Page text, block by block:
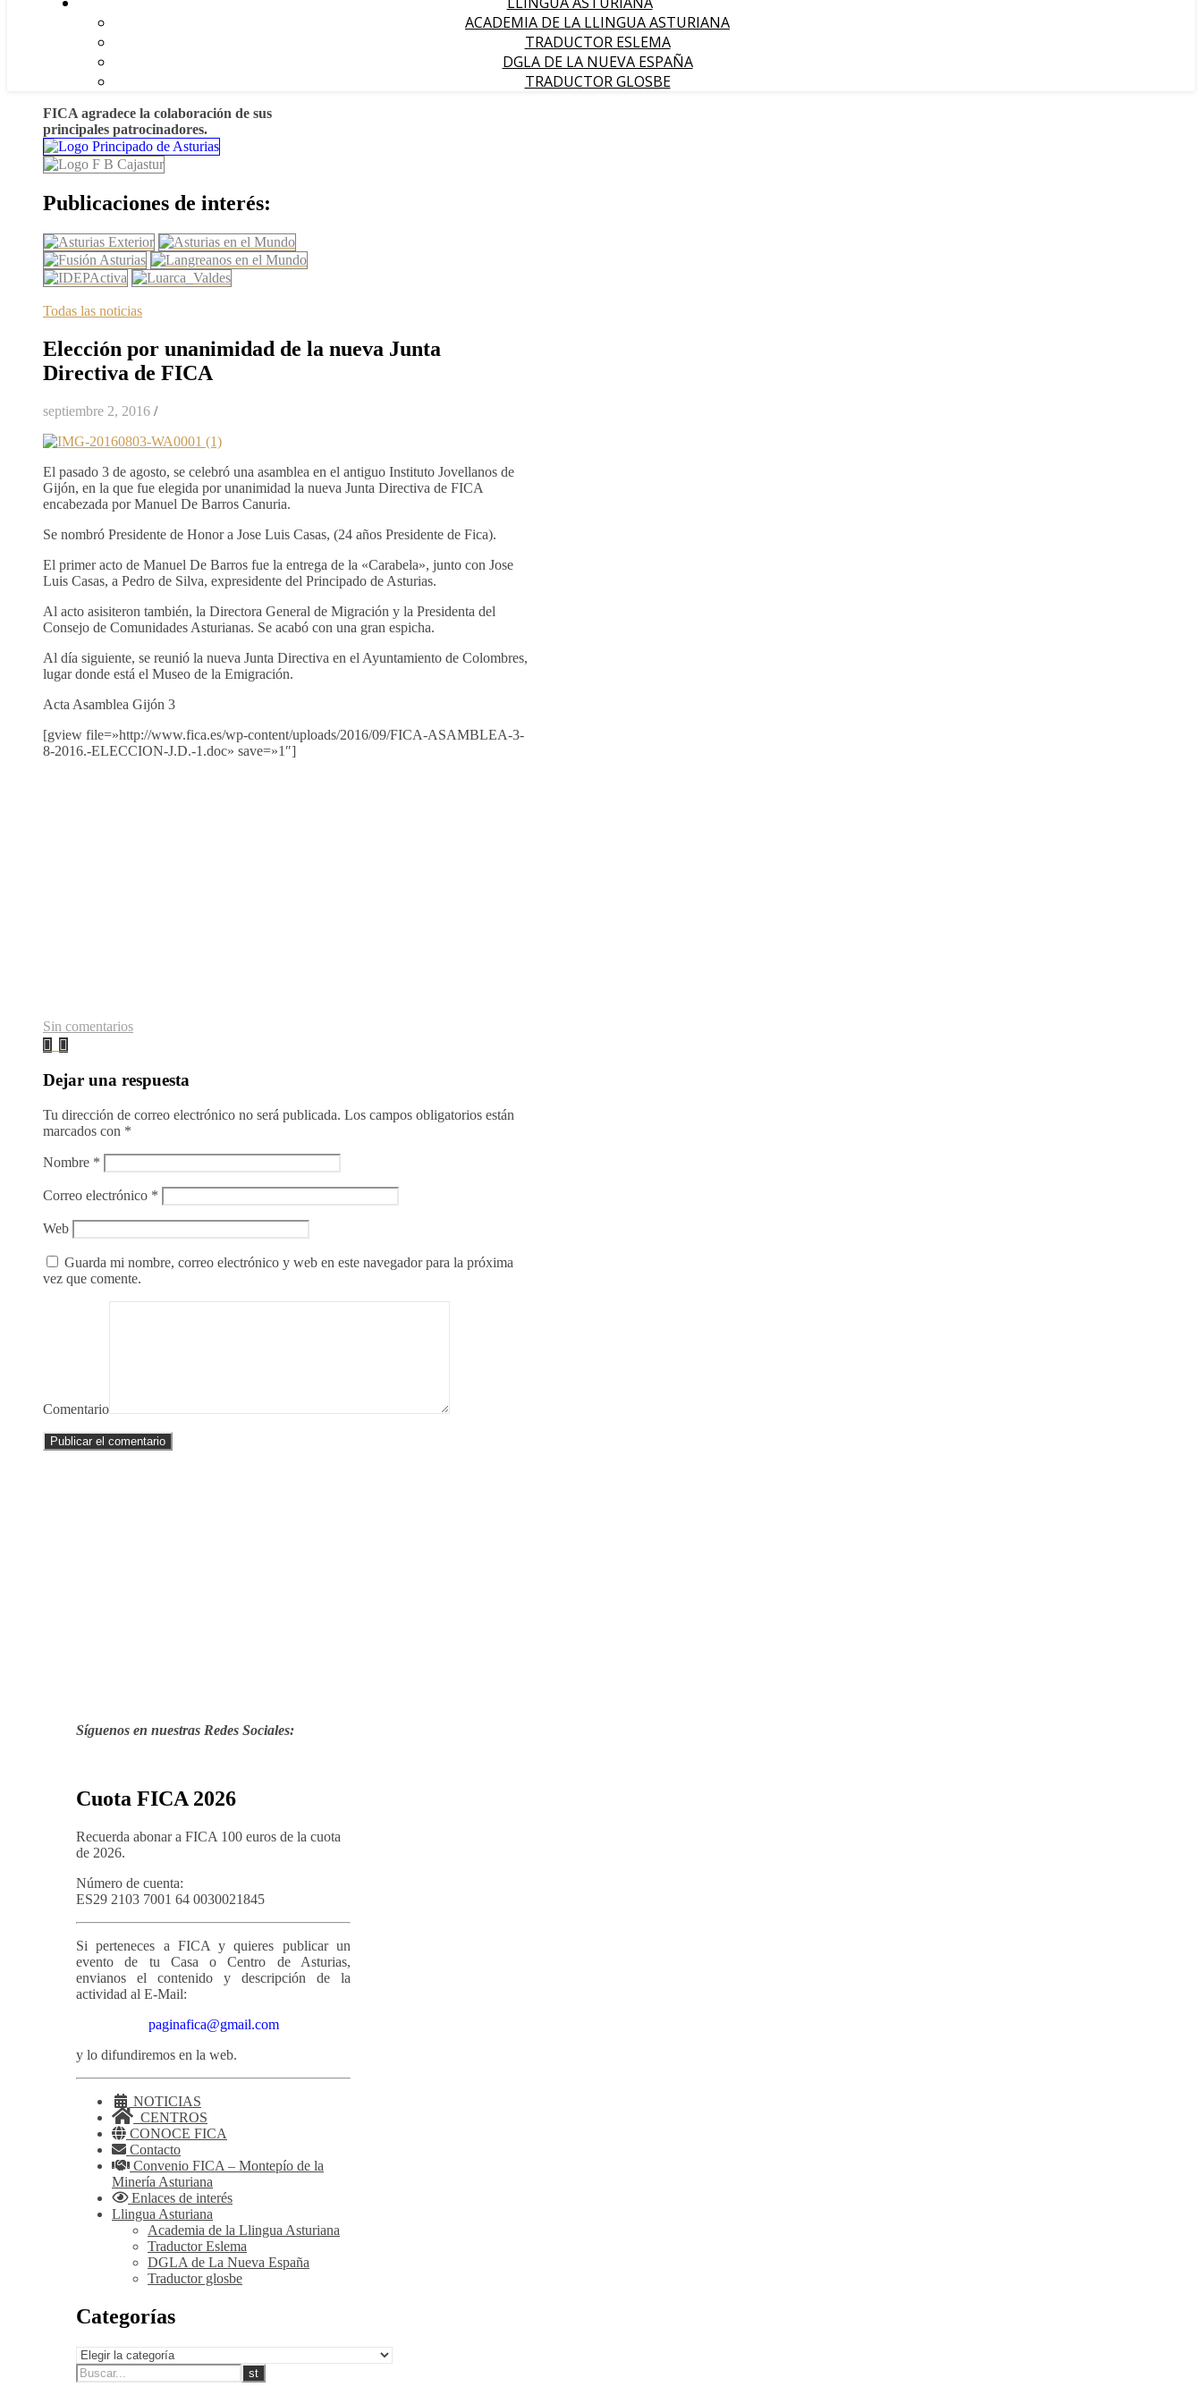
ACADEMIA DE LA LLINGUA ASTURIANA
TRADUCTOR ESLEMA
DGLA DE LA NUEVA ESPAÑA
TRADUCTOR GLOSBE
FICA agradece la colaboración de sus
principales patrocinadores.
Publicaciones de interés:
Todas las noticias
Elección por unanimidad de la nueva Junta
Directiva de FICA
septiembre 2, 2016 /
El pasado 3 de agosto, se celebró una asamblea en el antiguo Instituto Jovellanos de
Gijón, en la que fue elegida por unanimidad la nueva Junta Directiva de FICA
encabezada por Manuel De Barros Canuria.
Se nombró Presidente de Honor a Jose Luis Casas, (24 años Presidente de Fica).
El primer acto de Manuel De Barros fue la entrega de la «Carabela», junto con Jose
Luis Casas, a Pedro de Silva, expresidente del Principado de Asturias.
Al acto asisiteron también, la Directora General de Migración y la Presidenta del
Consejo de Comunidades Asturianas. Se acabó con una gran espicha.
Al día siguiente, se reunió la nueva Junta Directiva en el Ayuntamiento de Colombres,
lugar donde está el Museo de la Emigración.
Acta Asamblea Gijón 3
[gview file=»http://www.fica.es/wp-content/uploads/2016/09/FICA-ASAMBLEA-3-
8-2016.-ELECCION-J.D.-1.doc» save=»1″]
Sin comentarios
Dejar una respuesta
Tu dirección de correo electrónico no será publicada. Los campos obligatorios están
marcados con *
Nombre *
Correo electrónico *
Web
Guarda mi nombre, correo electrónico y web en este navegador para la próxima
vez que comente.
Comentario
Síguenos en nuestras Redes Sociales:
Cuota FICA 2026
Recuerda abonar a FICA 100 euros de la cuota
de 2026.
Número de cuenta:
ES29 2103 7001 64 0030021845
Si perteneces a FICA y quieres publicar un
evento de tu Casa o Centro de Asturias,
envianos el contenido y descripción de la
actividad al E-Mail:
paginafica@gmail.com
y lo difundiremos en la web.
NOTICIAS
CENTROS
CONOCE FICA
Contacto
Convenio FICA – Montepío de la
Minería Asturiana
Enlaces de interés
Llingua Asturiana
Academia de la Llingua Asturiana
Traductor Eslema
DGLA de La Nueva España
Traductor glosbe
Categorías
Categorías